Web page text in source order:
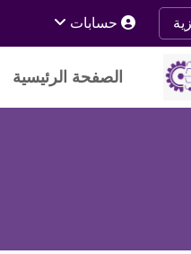
حسابات
الصفحة الرئيسية